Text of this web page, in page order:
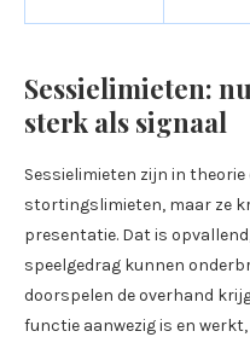
Sessielimieten:
sterk als signaal
Sessielimieten zijn in
stortingslimieten, maar ze
presentatie. Dat is
speelgedrag kunnen
doorspelen de overhand
functie aanwezig is en